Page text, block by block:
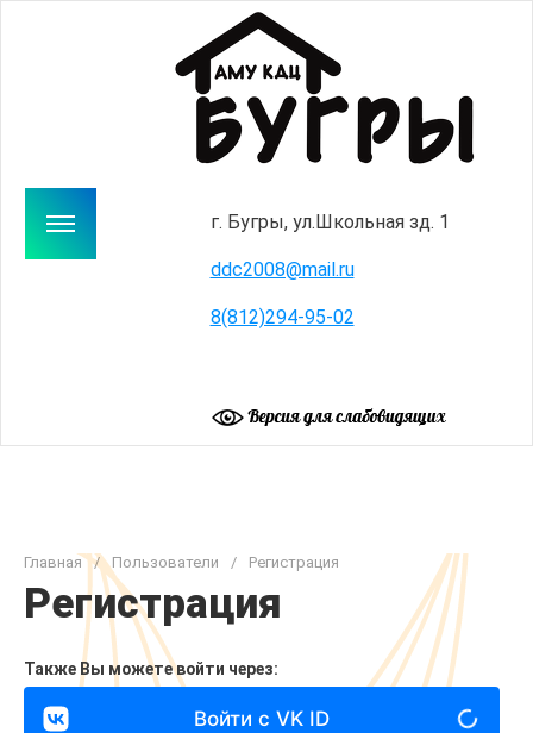
г. Бугры, ул.Школьная зд. 1
ddc2008@mail.ru
8(812)294-95-02
Главная / Пользователи / Регистрация
Регистрация
Также Вы можете войти через:
Войти с VK ID